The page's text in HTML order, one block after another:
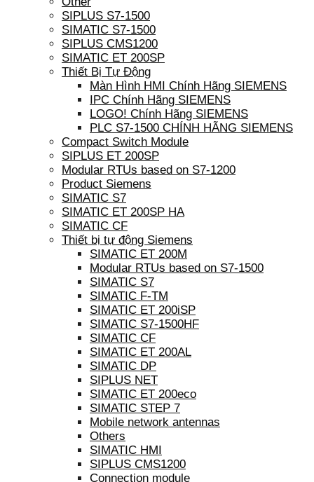
SIPLUS S7-1500
SIMATIC S7-1500
SIPLUS CMS1200
SIMATIC ET 200SP
Thiết Bị Tự Động
Màn Hình HMI Chính Hãng SIEMENS
IPC Chính Hãng SIEMENS
LOGO! Chính Hãng SIEMENS
PLC S7-1500 CHÍNH HÃNG SIEMENS
Compact Switch Module
SIPLUS ET 200SP
Modular RTUs based on S7-1200
Product Siemens
SIMATIC S7
SIMATIC ET 200SP HA
SIMATIC CF
Thiết bị tự động Siemens
SIMATIC ET 200M
Modular RTUs based on S7-1500
SIMATIC S7
SIMATIC F-TM
SIMATIC ET 200iSP
SIMATIC S7-1500HF
SIMATIC CF
SIMATIC ET 200AL
SIMATIC DP
SIPLUS NET
SIMATIC ET 200eco
SIMATIC STEP 7
Mobile network antennas
Others
SIMATIC HMI
SIPLUS CMS1200
Connection module